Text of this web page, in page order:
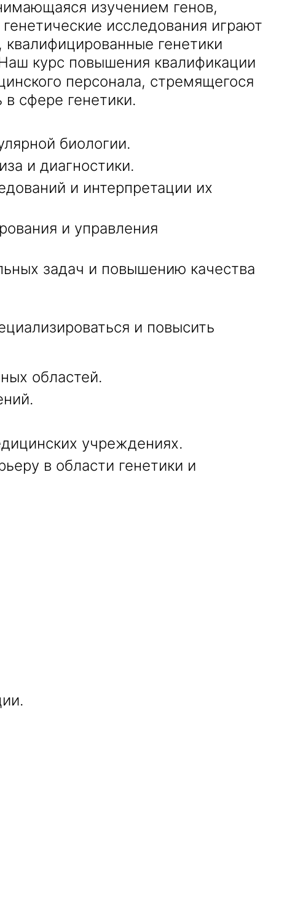
изучением генов,
исследования играют
генетики
курс повышения квалификации
персонала, стремящегося
сфере генетики.
биологии.
и диагностики.
и интерпретации их
и управления
задач и повышению качества
и повысить
областей.
учреждениях.
в области генетики и